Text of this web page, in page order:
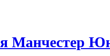
Манчестер